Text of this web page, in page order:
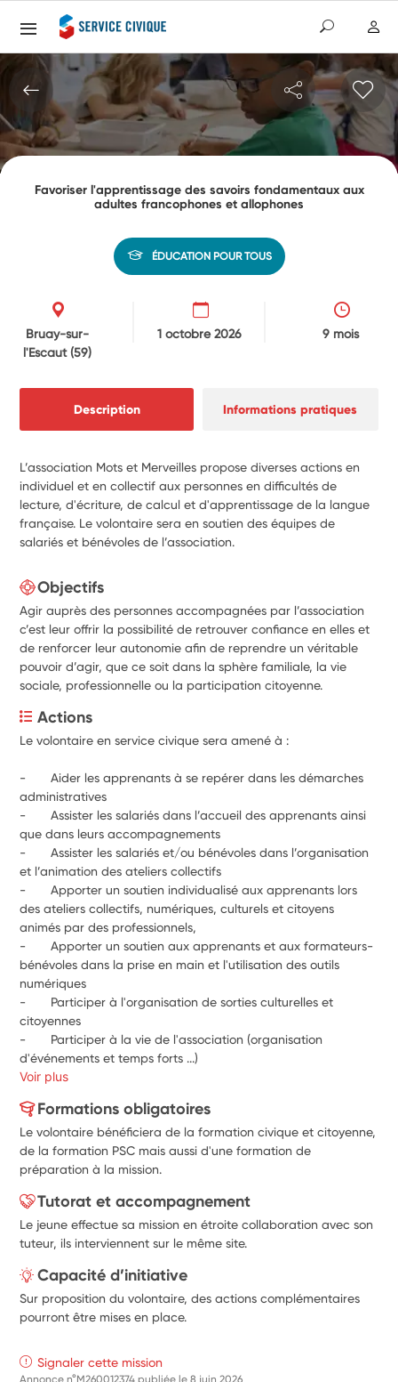
Favoriser l'apprentissage des savoirs fondamentaux aux
adultes francophones et allophones
ÉDUCATION POUR TOUS
Bruay-sur-
l'Escaut(59)
1 octobre 2026 9 mois
Description Informations pratiques
L’association Mots et Merveilles propose diverses actions en
individuel et en collectif aux personnes en difficultés de
lecture, d'écriture, de calcul et d'apprentissage de la langue
française. Le volontaire sera en soutien des équipes de
salariés et bénévoles de l’association.
Objectifs
Agir auprès des personnes accompagnées par l’association
c’est leur offrir la possibilité de retrouver confiance en elles et
de renforcer leur autonomie afin de reprendre un véritable
pouvoir d’agir, que ce soit dans la sphère familiale, la vie
sociale, professionnelle ou la participation citoyenne.
Actions
Le volontaire en service civique sera amené à :
-       Aider les apprenants à se repérer dans les démarches
administratives
-       Assister les salariés dans l’accueil des apprenants ainsi
que dans leurs accompagnements
-       Assister les salariés et/ou bénévoles dans l’organisation
et l’animation des ateliers collectifs
-       Apporter un soutien individualisé aux apprenants lors
des ateliers collectifs, numériques, culturels et citoyens
animés par des professionnels,
-       Apporter un soutien aux apprenants et aux formateurs-
bénévoles dans la prise en main et l'utilisation des outils
numériques
-       Participer à l'organisation de sorties culturelles et
citoyennes
-       Participer à la vie de l'association (organisation
d'événements et temps forts ...)
Voir plus
Formations obligatoires
Le volontaire bénéficiera de la formation civique et citoyenne,
de la formation PSC mais aussi d'une formation de
préparation à la mission.
Tutorat et accompagnement
Le jeune effectue sa mission en étroite collaboration avec son
tuteur, ils interviennent sur le même site.
Capacité d’initiative
Sur proposition du volontaire, des actions complémentaires
pourront être mises en place.
Signaler cette mission
Annonce n°M260012374 publiée le8 juin 2026